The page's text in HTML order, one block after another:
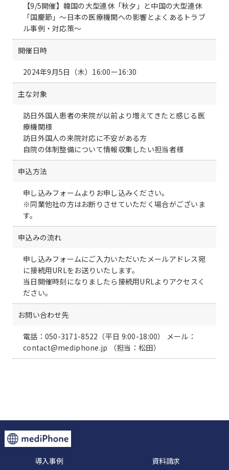
【9/5開催】韓国の大型連休「秋夕」と中国の大型連休
「国慶節」～日本の医療機関への影響とよくあるトラブ
ル事例・対応策～
開催日時
2024年9月5日（木）16:00ー16:30
主な対象
訪日外国人患者の来院が以前より増えてきたと感じる医
療機関様
訪日外国人の来院対応に不安がある方
自院の体制整備について情報収集したい担当者様
申込方法
申し込みフォームよりお申し込みください。
※同業他社の方はお断りさせていただく場合がございま
す。
申込みの流れ
申し込みフォームにご入力いただいたメールアドレス宛
に接続用URLをお送りいたします。
当日開催時刻になりましたら接続用URLよりアクセスく
ださい。
お問い合わせ先
電話：050-3171-8522（平日 9:00-18:00） メール：
contact@mediphone.jp （担当：松田）
導入事例
資料請求